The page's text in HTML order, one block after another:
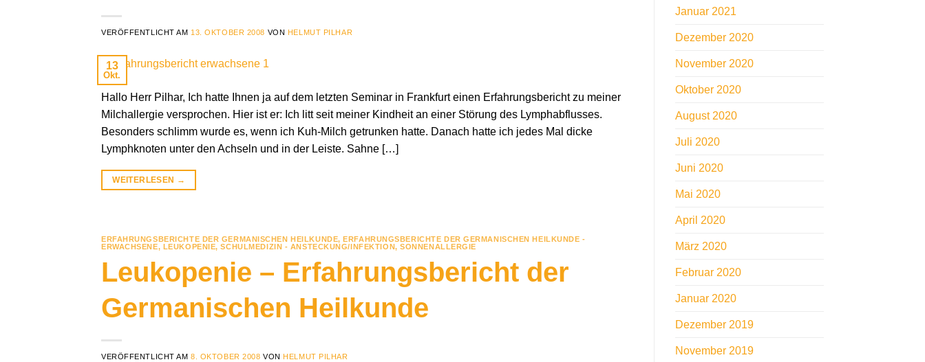
VERÖFFENTLICHT AM 13. OKTOBER 2008 VON HELMUT PILHAR
13
Okt.
Hallo Herr Pilhar, Ich hatte Ihnen ja auf dem letzten Seminar in Frankfurt einen Erfahrungsbericht zu meiner
Milchallergie versprochen. Hier ist er: Ich litt seit meiner Kindheit an einer Störung des Lymphabflusses.
Besonders schlimm wurde es, wenn ich Kuh-Milch getrunken hatte. Danach hatte ich jedes Mal dicke
Lymphknoten unter den Achseln und in der Leiste. Sahne […]
WEITERLESEN →
ERFAHRUNGSBERICHTE DER GERMANISCHEN HEILKUNDE,ERFAHRUNGSBERICHTE DER GERMANISCHEN HEILKUNDE -
ERWACHSENE, LEUKOPENIE,SCHULMEDIZIN - ANSTECKUNG/INFEKTION,SONNENALLERGIE
Leukopenie – Erfahrungsbericht der
Germanischen Heilkunde
VERÖFFENTLICHT AM8. OKTOBER 2008 VON HELMUT PILHAR
Januar 2021
Dezember 2020
November 2020
Oktober 2020
August 2020
Juli 2020
Juni 2020
Mai 2020
April 2020
März 2020
Februar 2020
Januar 2020
Dezember 2019
November 2019